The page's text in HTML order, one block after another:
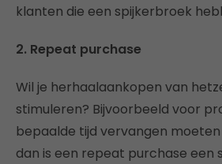
klanten die een spijkerbroek
2. Repeat purchase
Wil je herhaalaankopen van
stimuleren? Bijvoorbeeld voor
bepaalde tijd vervangen
dan is een repeat purchase een